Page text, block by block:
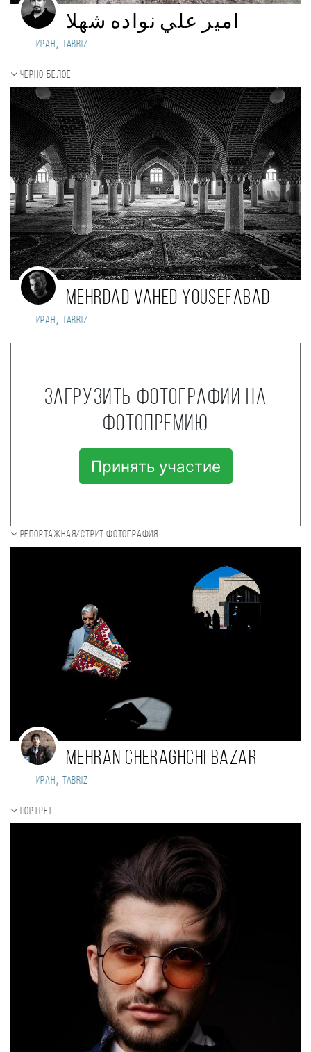
امير علي نواده شهلا
Иран , tabriz
Черно-белое
Mehrdad Vahed Yousefabad
Иран , Tabriz
Загрузить фотографии на
фотопремию
Принять участие
Репортажная/Стрит фотография
Mehran Cheraghchi Bazar
Иран , Tabriz
Портрет